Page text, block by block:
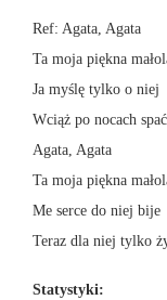
Ref: Agata, Agata
Ta moja piękna
Ja myślę tylko o niej
Wciąż po nocach
Agata, Agata
Ta moja piękna
Me serce do niej bije
Teraz dla niej tylko
Statystyki: